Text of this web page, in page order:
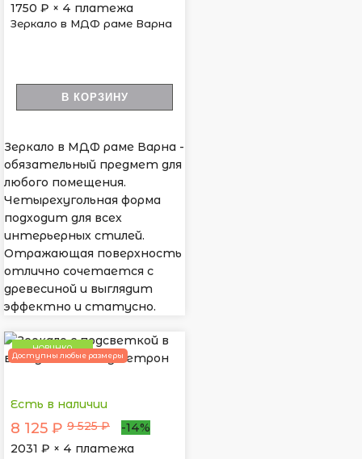
1750 ₽ × 4 платежа
Зеркало в МДФ раме Варна
В КОРЗИНУ
Зеркало в МДФ раме Варна -
обязательный предмет для
любого помещения.
Четырехугольная форма
подходит для всех
интерьерных стилей.
Отражающая поверхность
отлично сочетается с
древесиной и выглядит
эффектно и статусно.
НОВИНКА
Доступны любые размеры
Есть в наличии
8 125 ₽ 9 525 ₽
-14%
2031 ₽ × 4 платежа